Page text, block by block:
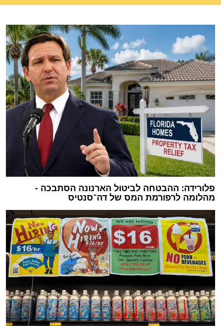
פלורידה: ההבטחה לביטול הארנונה הסתבכה -
מהלומה לרפורמת המס של דה־סנטיס